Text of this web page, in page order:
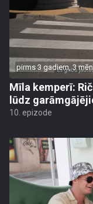
pirms 3 gadiem, 3
Mīla kemperī:
lūdz
10. epizode